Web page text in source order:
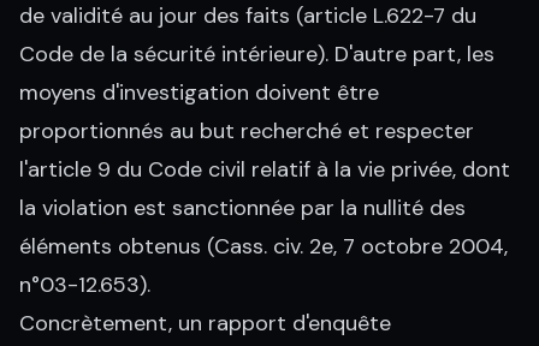
de validité au jour des faits (article L.622-7 du
Code de la sécurité intérieure). D'autre part, les
moyens d'investigation doivent être
proportionnés au but recherché et respecter
l'article 9 du Code civil relatif à la vie privée, dont
la violation est sanctionnée par la nullité des
éléments obtenus (Cass. civ. 2e, 7 octobre 2004,
n°03-12.653).
Concrètement, un rapport d'enquête